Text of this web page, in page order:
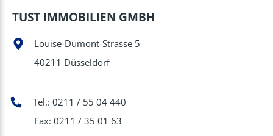
TUST IMMOBILIEN GMBH
Louise-Dumont-Strasse 5
40211 Düsseldorf
Tel.: 0211 / 55 04 440
Fax: 0211 / 35 01 63